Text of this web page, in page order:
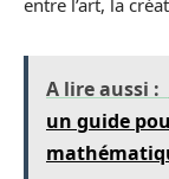
entre l’art, la
A lire aussi :
un guide